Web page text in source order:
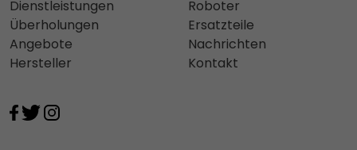
Dienstleistungen
Überholungen
Angebote
Hersteller
Roboter
Ersatzteile
Nachrichten
Kontakt